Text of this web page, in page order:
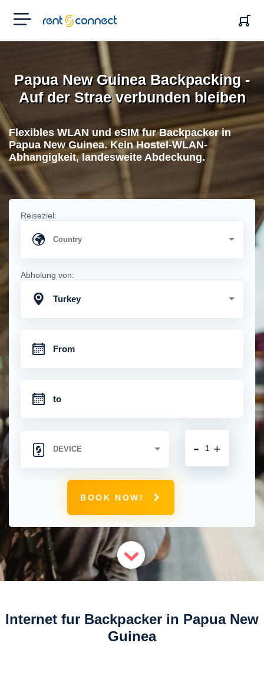
RENT'N
CONNECT
Papua New Guinea Backpacking -
Auf der Strae verbunden bleiben
Flexibles WLAN und eSIM fur Backpacker in
Papua New Guinea. Kein Hostel-WLAN-
Abhangigkeit, landesweite Abdeckung.
Reiseziel:
Abholung von:
Turkey
+
-
BOOK NOW!
Internet fur Backpacker in Papua New
Guinea